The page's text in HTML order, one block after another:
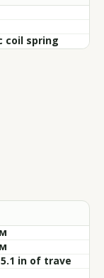
coil spring
5.1 in of trave